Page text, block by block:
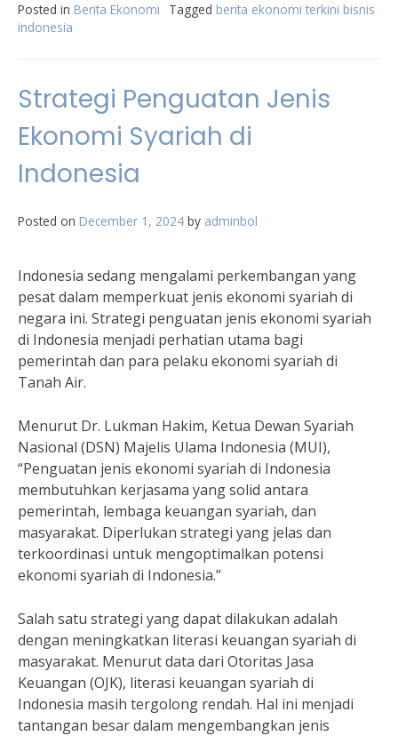
Posted in Berita Ekonomi Tagged berita ekonomi terkini bisnis
indonesia
Strategi Penguatan Jenis
Ekonomi Syariah di
Indonesia
Posted on December 1, 2024 by adminbol
Indonesia sedang mengalami perkembangan yang
pesat dalam memperkuat jenis ekonomi syariah di
negara ini. Strategi penguatan jenis ekonomi syariah
di Indonesia menjadi perhatian utama bagi
pemerintah dan para pelaku ekonomi syariah di
Tanah Air.
Menurut Dr. Lukman Hakim, Ketua Dewan Syariah
Nasional (DSN) Majelis Ulama Indonesia (MUI),
“Penguatan jenis ekonomi syariah di Indonesia
membutuhkan kerjasama yang solid antara
pemerintah, lembaga keuangan syariah, dan
masyarakat. Diperlukan strategi yang jelas dan
terkoordinasi untuk mengoptimalkan potensi
ekonomi syariah di Indonesia.”
Salah satu strategi yang dapat dilakukan adalah
dengan meningkatkan literasi keuangan syariah di
masyarakat. Menurut data dari Otoritas Jasa
Keuangan (OJK), literasi keuangan syariah di
Indonesia masih tergolong rendah. Hal ini menjadi
tantangan besar dalam mengembangkan jenis